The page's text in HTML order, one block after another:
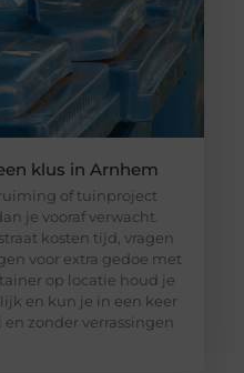
klus in Arnhem
of tuinproject
je vooraf verwacht.
kosten tijd, vragen
voor extra gedoe met
op locatie houd je
en kun je in een keer
zonder verrassingen